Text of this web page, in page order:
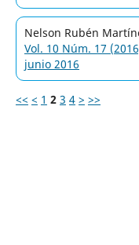
Nelson Rubén
Vol. 10 Núm. 17
junio 2016
<< < 1 2 3 4 > >>